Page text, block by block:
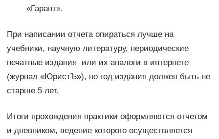
«Гарант».
При написании отчета опираться лучше на
учебники, научную литературу, периодические
печатные издания или их аналоги в интернете
(журнал «ЮристЪ»), но год издания должен быть не
старше 5 лет.
Итоги прохождения практики оформляются отчетом
и дневником, ведение которого осуществляется